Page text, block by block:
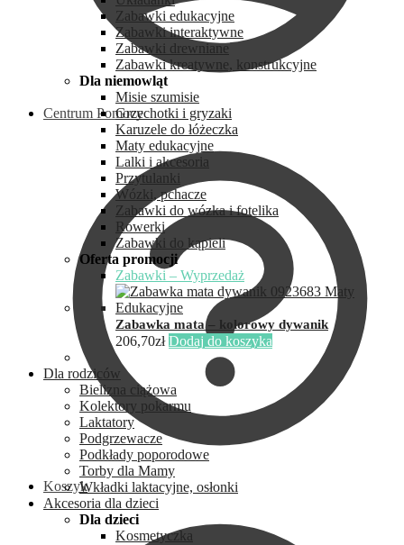
Centrum Pomocy
Koszyk
Zabawki edukacyjne
Zabawki interaktywne
Zabawki drewniane
Zabawki kreatywne, konstrukcyjne
Dla niemowląt
Misie szumisie
Grzechotki i gryzaki
Karuzele do łóżeczka
Maty edukacyjne
Lalki i akcesoria
Przytulanki
Wózki, pchacze
Zabawki do wózka i fotelika
Rowerki
Zabawki do kąpieli
Oferta promocji
Zabawki – Wyprzedaż
Zabawka mata – kolorowy dywanik
206,70zł Dodaj do koszyka
Dla rodziców
Bielizna ciążowa
Kolektory pokarmu
Laktatory
Podgrzewacze
Podkłady poporodowe
Torby dla Mamy
Wkładki laktacyjne, osłonki
Akcesoria dla dzieci
Dla dzieci
Kosmetyczka